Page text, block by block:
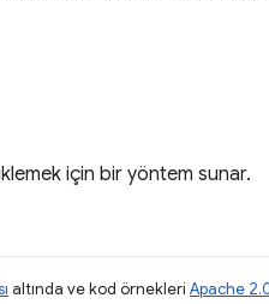
için bir yöntem sunar.
altında ve kod örnekleri Apache